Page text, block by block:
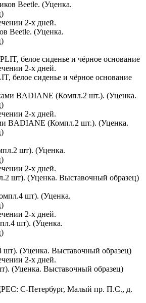
2-х дней.
Beetle. (Уценка.
2-х дней.
белое сиденье и чёрное основание
2-х дней.
BADIANE (Компл.2 шт.). (Уценка.
2-х дней.
шт). (Уценка. Выставочный образец)
2-х дней.
шт). (Уценка.
2-х дней.
(Уценка. Выставочный образец)
С-Петербург, Малый пр. П.С., д.